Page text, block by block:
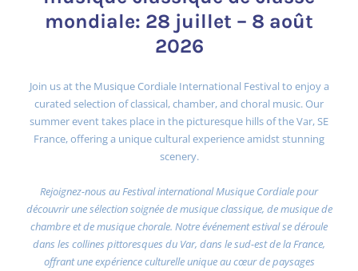
mondiale: 28 juillet – 8 août
2026
Join us at the Musique Cordiale International Festival to enjoy a
curated selection of classical, chamber, and choral music. Our
summer event takes place in the picturesque hills of the Var, SE
France, offering a unique cultural experience amidst stunning
scenery.
Rejoignez-nous au Festival international Musique Cordiale pour
découvrir une sélection soignée de musique classique, de musique de
chambre et de musique chorale. Notre événement estival se déroule
dans les collines pittoresques du Var, dans le sud-est de la France,
offrant une expérience culturelle unique au cœur de paysages